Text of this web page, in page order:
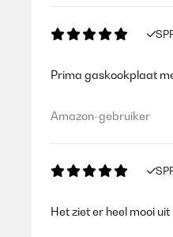
Prima gaskookplaat
Amazon-gebruiker
Het ziet er heel mooi uit